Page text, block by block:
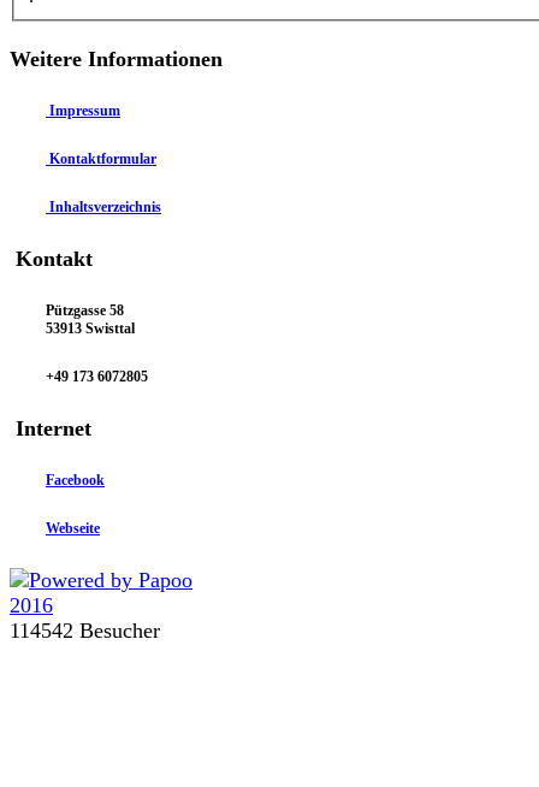
Weitere Informationen
Impressum
Kontaktformular
Inhaltsverzeichnis
Kontakt
Pützgasse 58
53913 Swisttal
+49 173 6072805
Internet
Facebook
Webseite
114542 Besucher